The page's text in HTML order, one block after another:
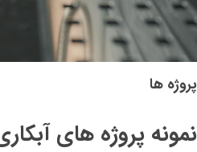
پروژه ها
نمونه پروژه های